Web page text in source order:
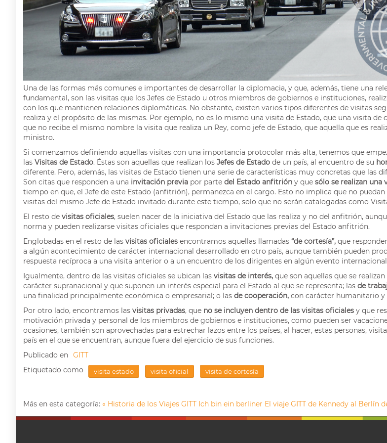
Una de las formas más comunes e importantes de desarrollar la diplomacia, y que, además, tiene una
fundamental, son las visitas que los Jefes de Estado u otros miembros de gobiernos e instituciones,
con los que mantienen relaciones diplomáticas. No obstante, existen varios tipos diferentes de visitas
realiza y el propósito de las mismas. Por ejemplo, no es lo mismo una visita de Estado, que una visita de
que no recibe el mismo nombre la visita que realiza un Rey, como jefe de Estado, que aquella que es
ministro.
Si comenzamos definiendo aquellas visitas con una importancia protocolar más alta, tenemos que
las Visitas de Estado. Éstas son aquellas que realizan los Jefes de Estado de un país, al encuentro de su
diferente. Pero, además, las visitas de Estado tienen una serie de características muy concretas que las
Son citas que responden a una invitación previa por parte del Estado anfitrión y que sólo se realizan una
tiempo en que, el Jefe de este Estado (anfitrión), permanezca en el cargo. Esto no implica que no puedan
visitas del mismo Jefe de Estado invitado durante este tiempo, solo que no serán catalogadas como
El resto de visitas oficiales, suelen nacer de la iniciativa del Estado que las realiza y no del anfitrión,
norma y pueden realizarse visitas oficiales que respondan a invitaciones previas del Estado anfitrión.
Englobadas en el resto de las visitas oficiales encontramos aquellas llamadas “de cortesía”, que
a algún acontecimiento de carácter internacional desarrollado en otro país, aunque también pueden
respuesta recíproca a una visita anterior o a un encuentro de los dirigentes en algún evento
Igualmente, dentro de las visitas oficiales se ubican las visitas de interés, que son aquellas que se
carácter supranacional y que suponen un interés especial para el Estado al que se representa; las de
una finalidad principalmente económica o empresarial; o las de cooperación, con carácter humanitario y
Por otro lado, encontramos las visitas privadas, que no se incluyen dentro de las visitas oficiales y que
motivación privada y personal de los miembros de gobiernos e instituciones, como pueden ser
ocasiones, también son aprovechadas para estrechar lazos entre los países, al hacer, estas personas,
país en el que se encuentran, aunque fuera del ejercicio de sus funciones.
Publicado en GITT
Etiquetado como
visita estado visita oficial visita de cortesía
Más en esta categoría: « Historia de los Viajes GITT Ich bin ein berliner El viaje GITT de Kennedy al Berlín